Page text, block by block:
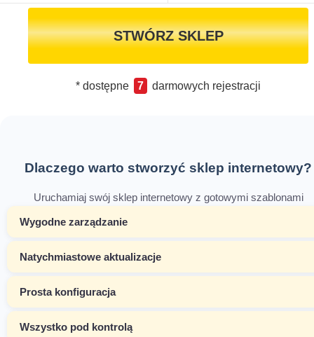
STWÓRZ SKLEP
* dostępne 7 darmowych rejestracji
Dlaczego warto stworzyć sklep internetowy?
Uruchamiaj swój sklep internetowy z gotowymi szablonami
Wygodne zarządzanie
Natychmiastowe aktualizacje
Prosta konfiguracja
Wszystko pod kontrolą